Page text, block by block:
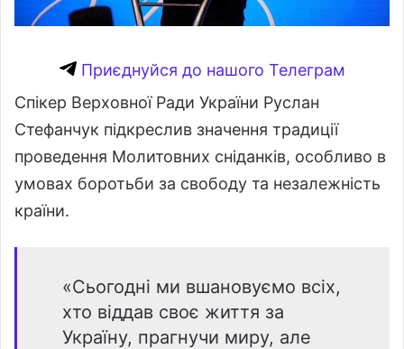
Приєднуйся до нашого Телеграм
Спікер Верховної Ради України Руслан
Стефанчук підкреслив значення традиції
проведення Молитовних сніданків, особливо в
умовах боротьби за свободу та незалежність
країни.
«Сьогодні ми вшановуємо всіх,
хто віддав своє життя за
Україну, прагнучи миру, але